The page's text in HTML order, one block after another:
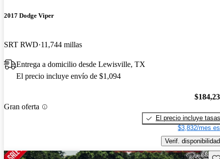
2017 Dodge Viper
SRT RWD 11,744 millas
Entrega a domicilio desde Lewisville, TX
El precio incluye envío de $1,094
Gran oferta
El precio incluye tasas
$3,832/mes
Verif. disponibilidad